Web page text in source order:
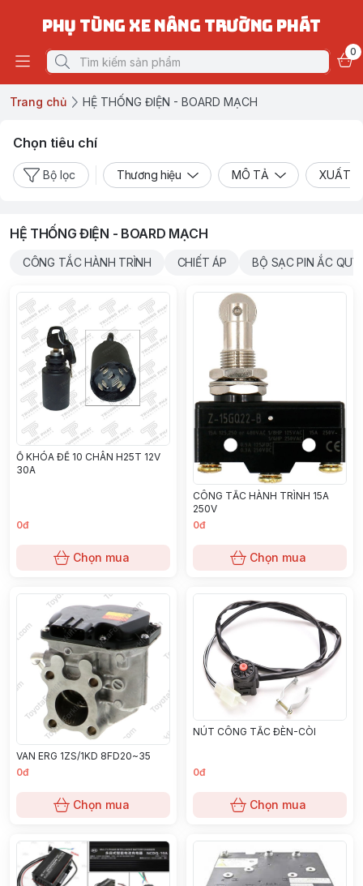
PHỤ TÙNG XE NÂNG TRƯỜNG PHÁT
0
Trang chủ HỆ THỐNG ĐIỆN - BOARD MẠCH
Chọn tiêu chí
Bộ lọc Thương hiệu MÔ TẢ XUẤT
HỆ THỐNG ĐIỆN - BOARD MẠCH
CÔNG TẮC HÀNH TRÌNH CHIẾT ÁP BỘ SẠC PIN ẮC QUY
Ổ KHÓA ĐỀ 10 CHÂN H25T 12V
30A
0đ
Chọn mua
CÔNG TẮC HÀNH TRÌNH 15A
250V
0đ
Chọn mua
VAN ERG 1ZS/1KD 8FD20~35
0đ
Chọn mua
NÚT CÔNG TẮC ĐÈN-CÒI
0đ
Chọn mua